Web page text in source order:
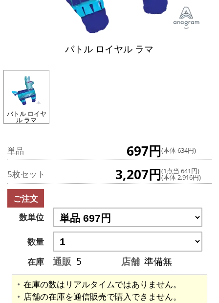
バトル ロイヤル ラマ
バトル ロイヤ
ル ラマ
単品 697円(本体 634円)
5枚セット 3,207円(1点当 641円)
(本体 2,916円)
ご注文
数単位
数量
在庫
通販 5 店舗 準備無
在庫の数はリアルタイムではありません。
店舗の在庫を通信販売で購入できません。